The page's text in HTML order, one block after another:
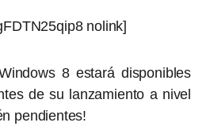
nolink]
8 estará disponibles
de su lanzamiento a nivel
pendientes!